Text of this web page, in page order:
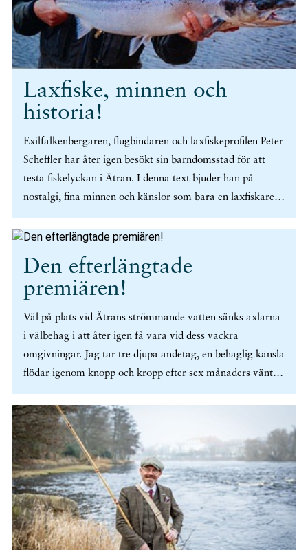
Laxfiske, minnen och
historia!
Exilfalkenbergaren, flugbindaren och laxfiskeprofilen Peter
Scheffler har åter igen besökt sin barndomsstad för att
testa fiskelyckan i Ätran. I denna text bjuder han på
nostalgi, fina minnen och känslor som bara en laxfiskare
kan känna igen. (mer…)
Den efterlängtade
premiären!
Väl på plats vid Ätrans strömmande vatten sänks axlarna
i välbehag i att åter igen få vara vid dess vackra
omgivningar. Jag tar tre djupa andetag, en behaglig känsla
flödar igenom knopp och kropp efter sex månaders väntan
på att denna dag åter skall infinna sig. Min spontana
tanke är att detta är den enda medicinen jag behöver!
(mer…)